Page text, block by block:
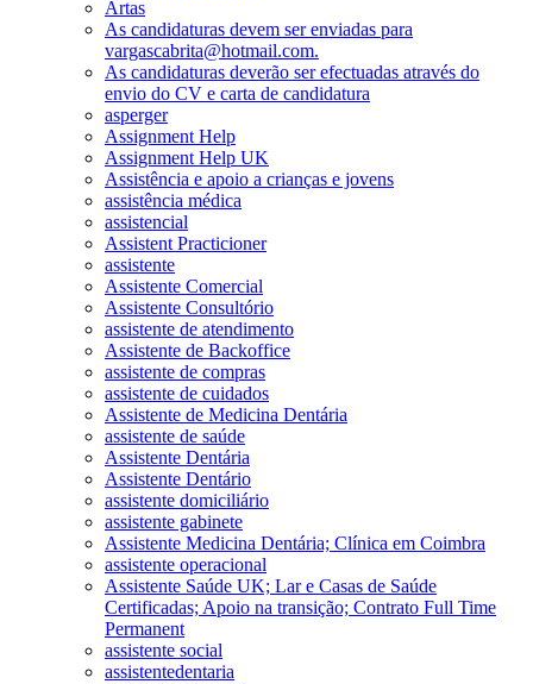
Artas
As candidaturas devem ser enviadas para
vargascabrita@hotmail.com.
As candidaturas deverão ser efectuadas através do
envio do CV e carta de candidatura
asperger
Assignment Help
Assignment Help UK
Assistência e apoio a crianças e jovens
assistência médica
assistencial
Assistent Practicioner
assistente
Assistente Comercial
Assistente Consultório
assistente de atendimento
Assistente de Backoffice
assistente de compras
assistente de cuidados
Assistente de Medicina Dentária
assistente de saúde
Assistente Dentária
Assistente Dentário
assistente domiciliário
assistente gabinete
Assistente Medicina Dentária; Clínica em Coimbra
assistente operacional
Assistente Saúde UK; Lar e Casas de Saúde
Certificadas; Apoio na transição; Contrato Full Time
Permanent
assistente social
assistentedentaria